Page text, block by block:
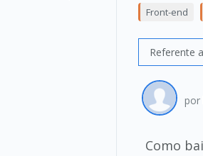
Front-end
Referente
por
Como